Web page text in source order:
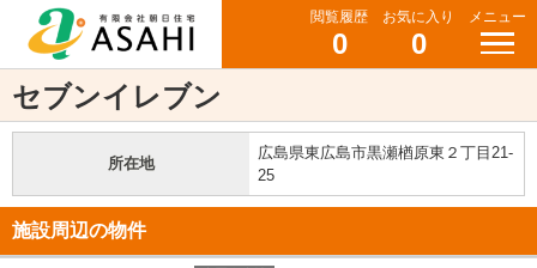
閲覧履歴
0
お気に入り
0
メニュー
セブンイレブン
所在地
広島県東広島市黒瀬楢原東２丁目21-
25
施設周辺の物件